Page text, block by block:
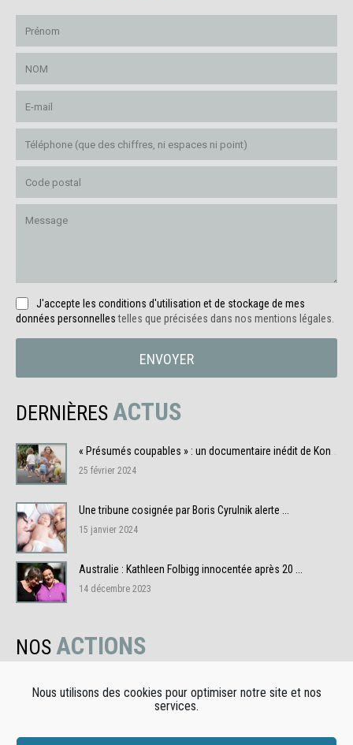
J'accepte les conditions d'utilisation et de stockage de mes
données personnellestelles que précisées dans nos mentions légales.
ENVOYER
DERNIÈRES ACTUS
« Présumés coupables » : un documentaire inédit de Konbini ...
25 février 2024
Une tribune cosignée par Boris Cyrulnik alerte ...
15 janvier 2024
Australie : Kathleen Folbigg innocentée après 20 ...
14 décembre 2023
NOS ACTIONS
L'association Adikia ne saurait en aucun cas apporter des conseils
juridiques ou médicaux. L'association donne accès à de l'information,
du partage d'expérience, et des échanges avec les autres familles.
Nous utilisons des cookies pour optimiser notre site et nos
services.